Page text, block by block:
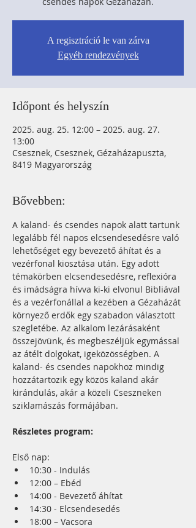
A regisztráció le van zárva
Egyéb rendezvények
Időpont és helyszín
2025. aug. 25. 12:00 – 2025. aug. 27.
13:00
Csesznek, Csesznek, Gézaházapuszta,
8419 Magyarország
Bővebben:
A kaland- és csendes napok alatt tartunk
legalább fél napos elcsendesedésre való
lehetőséget egy bevezető áhítat és a
vezérfonal kiosztása után. Egy adott
témakörben elcsendesedésre, reflexióra
és imádságra hívva ki-ki elvonul Bibliával
és a vezérfonállal a kezében a Gézaházát
környező erdők egy szabadon választott
szegletébe. Az alkalom lezárásaként
összejövünk, és megbeszéljük egymással
az átélt dolgokat, igeközösségben. A
kaland- és csendes napokhoz mindig
hozzátartozik egy közös kaland akár
kirándulás, akár a közeli Cseszneken
sziklamászás formájában.
Részletes program:
Első nap:
10:30 - Indulás
12:00 – Ebéd
14:00 - Bevezető áhítat
14:30 - Elcsendesedés
18:00 – Vacsora